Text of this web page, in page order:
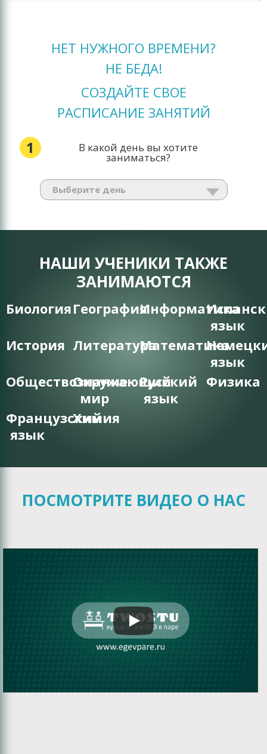
НЕТ НУЖНОГО ВРЕМЕНИ?
НЕ БЕДА!
СОЗДАЙТЕ СВОЕ
РАСПИСАНИЕ ЗАНЯТИЙ
1 В какой день вы хотите
заниматься?
НАШИ УЧЕНИКИ ТАКЖЕ
ЗАНИМАЮТСЯ
БиологияГеографияИнформатика
язык
История ЛитератураМатематика
язык
Обществознание
Окружающий
мир
Русский
язык
Физика
Французский
язык
Химия
ПОСМОТРИТЕ ВИДЕО О НАС